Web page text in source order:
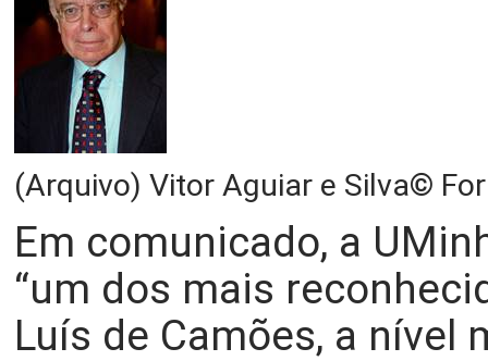
(Arquivo) Vitor Aguiar e Silva©
Em comunicado, a
“um dos mais
Luís de Camões, a nível